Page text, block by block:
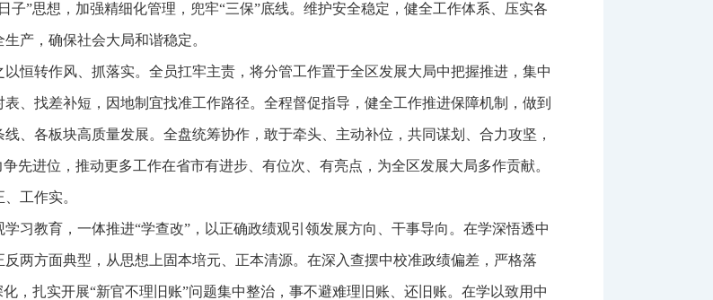
”思想，加强精细化管理，兜牢“三保”底线。维护安全稳定，健全工作体系、压实各
产，确保社会大局和谐稳定。
恒转作风、抓落实。全员扛牢主责，将分管工作置于全区发展大局中把握推进，集中
、找差补短，因地制宜找准工作路径。全程督促指导，健全工作推进保障机制，做到
、各板块高质量发展。全盘统筹协作，敢于牵头、主动补位，共同谋划、合力攻坚，
先进位，推动更多工作在省市有进步、有位次、有亮点，为全区发展大局多作贡献。
工作实。
习教育，一体推进“学查改”，以正确政绩观引领发展方向、干事导向。在学深悟透中
两方面典型，从思想上固本培元、正本清源。在深入查摆中校准政绩偏差，严格落
，扎实开展“新官不理旧账”问题集中整治，事不避难理旧账、还旧账。在学以致用中